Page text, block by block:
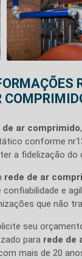
de ar comprimido
conforme
a fidelização do
rede de ar
e
que não
seu
para rede de
mais de 20